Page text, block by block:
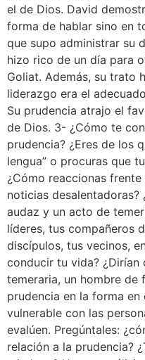
el de Dios. David
forma de hablar sino en
que supo administrar su
hizo rico de un día para
Goliat. Además, su trato
liderazgo era el
Su prudencia atrajo el
de Dios. 3- ¿Cómo te
prudencia? ¿Eres de los
lengua” o procuras que
¿Cómo reaccionas
noticias desalentadoras?
audaz y un acto de
líderes, tus compañeros
discípulos, tus vecinos,
conducir tu vida? ¿Dirían
temeraria, un hombre de
prudencia en la forma
vulnerable con las
evalúen. Pregúntales:
relación a la prudencia?